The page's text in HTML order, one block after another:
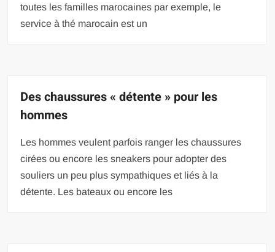
toutes les familles marocaines par exemple, le
service à thé marocain est un
Des chaussures « détente » pour les
hommes
Les hommes veulent parfois ranger les chaussures
cirées ou encore les sneakers pour adopter des
souliers un peu plus sympathiques et liés à la
détente. Les bateaux ou encore les